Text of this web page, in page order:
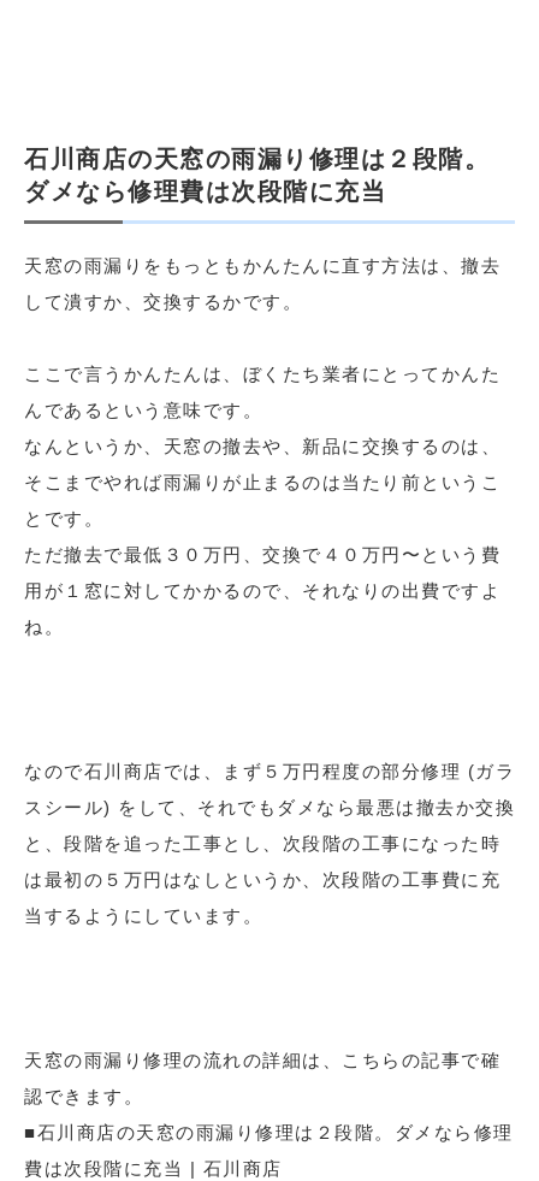
石川商店の天窓の雨漏り修理は２段階。
ダメなら修理費は次段階に充当
天窓の雨漏りをもっともかんたんに直す方法は、撤去
して潰すか、交換するかです。
ここで言うかんたんは、ぼくたち業者にとってかんた
んであるという意味です。
なんというか、天窓の撤去や、新品に交換するのは、
そこまでやれば雨漏りが止まるのは当たり前というこ
とです。
ただ撤去で最低３０万円、交換で４０万円〜という費
用が１窓に対してかかるので、それなりの出費ですよ
ね。
なので石川商店では、まず５万円程度の部分修理 (ガラ
スシール) をして、それでもダメなら最悪は撤去か交換
と、段階を追った工事とし、次段階の工事になった時
は最初の５万円はなしというか、次段階の工事費に充
当するようにしています。
天窓の雨漏り修理の流れの詳細は、こちらの記事で確
認できます。
■石川商店の天窓の雨漏り修理は２段階。ダメなら修理
費は次段階に充当 | 石川商店